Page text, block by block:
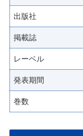
出版社
掲載誌
レーベル
発表期間
巻数